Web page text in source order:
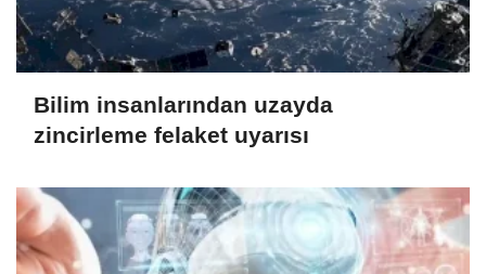
Bilim insanlarından uzayda
zincirleme felaket uyarısı